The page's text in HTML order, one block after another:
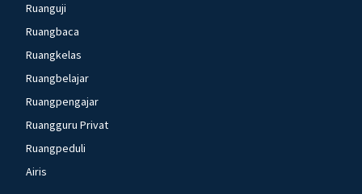
Ruanguji
Ruangbaca
Ruangkelas
Ruangbelajar
Ruangpengajar
Ruangguru Privat
Ruangpeduli
Airis